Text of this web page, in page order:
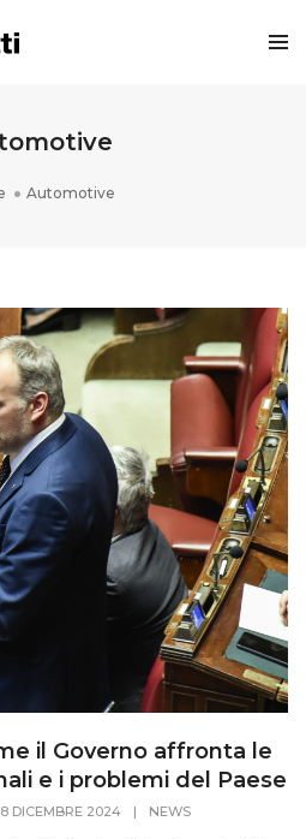
Automotive
il Governo affronta le
e i problemi del Paese
DICEMBRE 2024 | NEWS